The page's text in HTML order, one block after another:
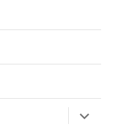
anzeigen